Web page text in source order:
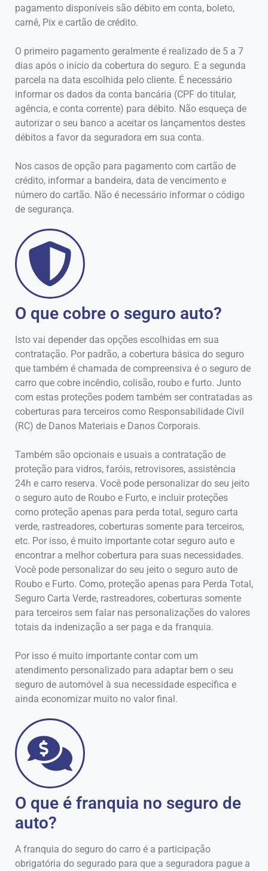
pagamento disponíveis são débito em conta, boleto,
carnê, Pix e cartão de crédito.
O primeiro pagamento geralmente é realizado de 5 a 7
dias após o início da cobertura do seguro. E a segunda
parcela na data escolhida pelo cliente. É necessário
informar os dados da conta bancária (CPF do titular,
agência, e conta corrente) para débito. Não esqueça de
autorizar o seu banco a aceitar os lançamentos destes
débitos a favor da seguradora em sua conta.
Nos casos de opção para pagamento com cartão de
crédito, informar a bandeira, data de vencimento e
número do cartão. Não é necessário informar o código
de segurança.
O que cobre o seguro auto?
Isto vai depender das opções escolhidas em sua
contratação. Por padrão, a cobertura básica do seguro
que também é chamada de compreensiva é o seguro de
carro que cobre incêndio, colisão, roubo e furto. Junto
com estas proteções podem também ser contratadas as
coberturas para terceiros como Responsabilidade Civil
(RC) de Danos Materiais e Danos Corporais.
Também são opcionais e usuais a contratação de
proteção para vidros, faróis, retrovisores, assistência
24h e carro reserva. Você pode personalizar do seu jeito
o seguro auto de Roubo e Furto, e incluir proteções
como proteção apenas para perda total, seguro carta
verde, rastreadores, coberturas somente para terceiros,
etc. Por isso, é muito importante cotar seguro auto e
encontrar a melhor cobertura para suas necessidades.
Você pode personalizar do seu jeito o seguro auto de
Roubo e Furto. Como, proteção apenas para Perda Total,
Seguro Carta Verde, rastreadores, coberturas somente
para terceiros sem falar nas personalizações do valores
totais da indenização a ser paga e da franquia.
Por isso é muito importante contar com um
atendimento personalizado para adaptar bem o seu
seguro de automóvel à sua necessidade específica e
ainda economizar muito no valor final.
O que é franquia no seguro de
auto?
A franquia do seguro do carro é a participação
obrigatória do segurado para que a seguradora pague a